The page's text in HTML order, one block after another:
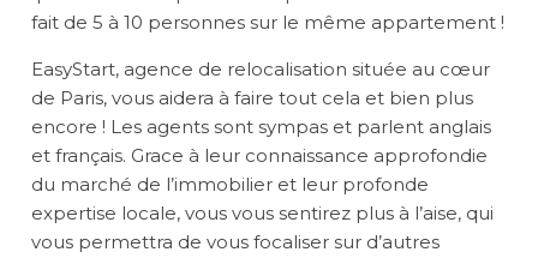
fait de 5 à 10 personnes sur le même appartement !
EasyStart, agence de relocalisation située au cœur
de Paris, vous aidera à faire tout cela et bien plus
encore ! Les agents sont sympas et parlent anglais
et français. Grace à leur connaissance approfondie
du marché de l’immobilier et leur profonde
expertise locale, vous vous sentirez plus à l’aise, qui
vous permettra de vous focaliser sur d’autres